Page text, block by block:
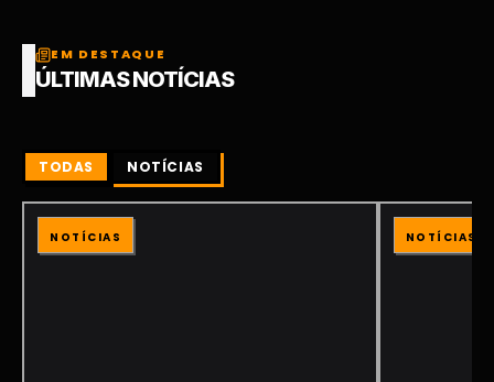
EM DESTAQUE
ÚLTIMAS NOTÍCIAS
TODAS NOTÍCIAS
NOTÍCIAS NOTÍCIAS